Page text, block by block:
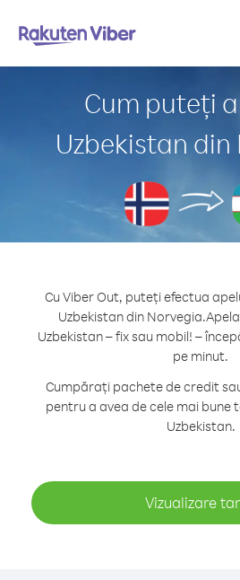
Cum puteți
Uzbekistan
Cu Viber Out, puteți efectua
Uzbekistan din Norvegia.
Uzbekistan – fix sau mobil! –
pe minut.
Cumpărați pachete de credit
pentru a avea de cele mai bune
Uzbekistan.
Vizualizare